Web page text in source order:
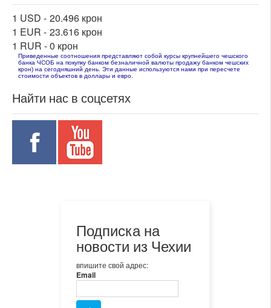
1 USD - 20.496 крон
1 EUR - 23.616 крон
1 RUR -0 крон
Приведенные соотношения представляют собой курсы крупнейшего чешского
банка ЧСОБ на покупку банком безналичной валюты продажу банком чешских
крон) на сегодняшний день. Эти данные используются нами при пересчете
стоимости объектов в доллары и евро.
Найти нас в соцсетях
Подписка на
новости из Чехии
впишите свой адрес:
Email